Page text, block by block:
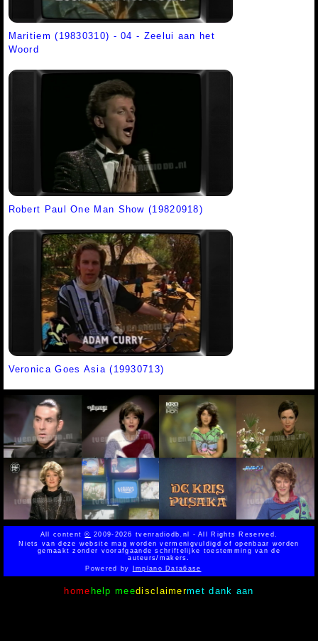
Maritiem (19830310) - 04 - Zeelui aan het
Woord
Robert Paul One Man Show (19820918)
Veronica Goes Asia (19930713)
All content© 2009-2026 tvenradiodb.nl - All Rights Reserved.
Niets van deze website mag worden vermenigvuldigd of openbaar worden
gemaakt zonder voorafgaande schriftelijke toestemming van de
auteurs/makers.
Powered byImplano Data6ase
homehelp meedisclaimermet dank aan